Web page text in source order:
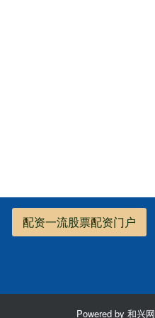
配资一流股票配资门户
Powered by 和兴网